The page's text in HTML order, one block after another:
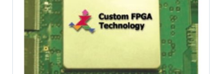
MESURE
TEMPS
ET
FRÉQUENCES
FORMAT